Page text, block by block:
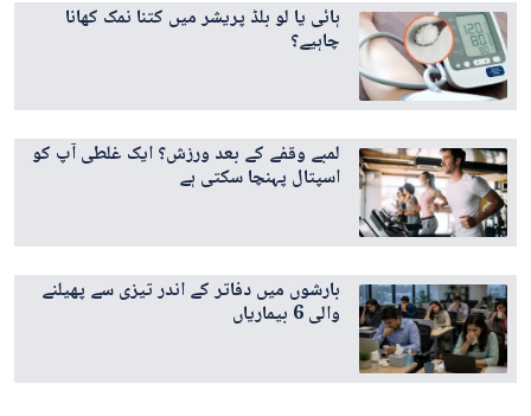
ہائی یا لو بلڈ پریشر میں کتنا نمک کھانا
چاہیے؟
لمبے وقفے کے بعد ورزش؟ ایک غلطی آپ کو
اسپتال پہنچا سکتی ہے
بارشوں میں دفاتر کے اندر تیزی سے پھیلنے
والی 6 بیماریاں